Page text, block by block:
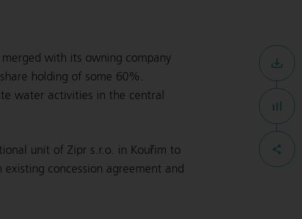
with its owning company
holding of some 60%.
water activities in the central
unit of Zipr s.r.o. in Kouřim to
concession agreement and